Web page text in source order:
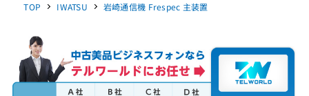
TOP IWATSU 岩崎通信機 Frespec 主装置